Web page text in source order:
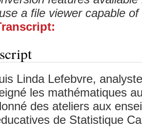
a file viewer capable of
Linda Lefebvre,
les mathématiques
des ateliers aux
de Statistique